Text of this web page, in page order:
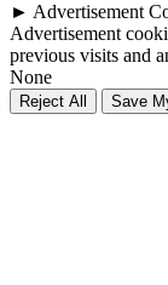
► Advertisement
Advertisement
previous visits and
None
Reject All Save